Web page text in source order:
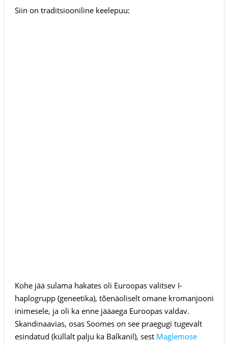
Siin on traditsiooniline keelepuu:
Kohe jää sulama hakates oli Euroopas valitsev I-
haplogrupp (geneetika), tõenäoliselt omane kromanjooni
inimesele, ja oli ka enne jääaega Euroopas valdav.
Skandinaavias, osas Soomes on see praegugi tugevalt
esindatud (küllalt palju ka Balkanil), sest Maglemose